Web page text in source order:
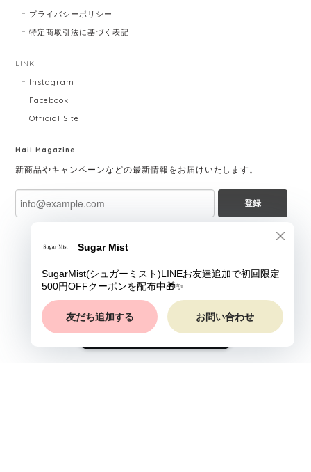
プライバシーポリシー
特定商取引法に基づく表記
LINK
Instagram
Facebook
Official Site
Mail Magazine
新商品やキャンペーンなどの最新情報をお届けいたします。
登録
ショップに質問する